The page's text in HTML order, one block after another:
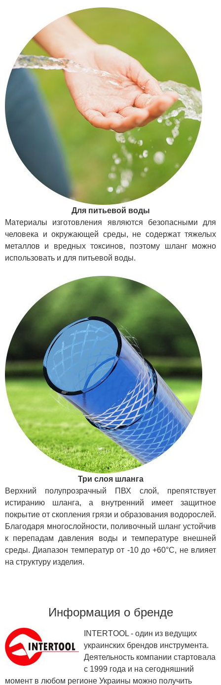
Для питьевой воды
Материалы изготовления являются безопасными для
человека и окружающей среды, не содержат тяжелых
металлов и вредных токсинов, поэтому шланг можно
использовать и для питьевой воды.
Три слоя шланга
Верхний полупрозрачный ПВХ слой, препятствует
истиранию шланга, а внутренний имеет защитное
покрытие от скопления грязи и образования водорослей.
Благодаря многослойности, поливочный шланг устойчив
к перепадам давления воды и температуре внешней
среды. Диапазон температур от -10 до +60°С, не влияет
на структуру изделия.
Информация о бренде
INTERTOOL - один из ведущих
украинских брендов инструмента.
Деятельность компании стартовала
с 1999 года и на сегодняшний
момент в любом регионе Украины можно получить